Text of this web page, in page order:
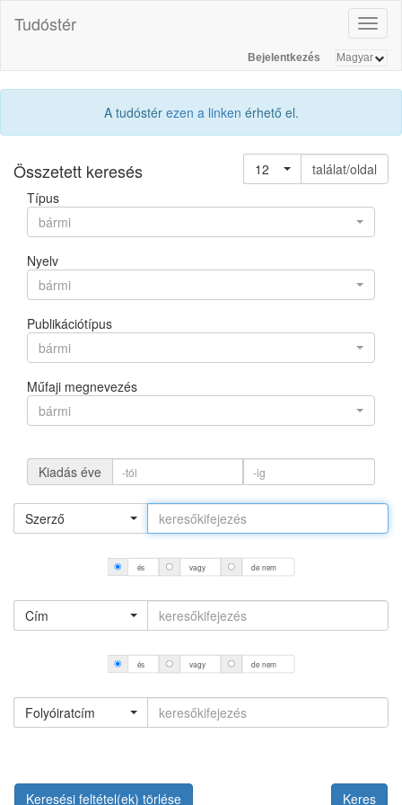
Tudóstér
Bejelentkezés
A tudóstér ezen a linken érhető el.
Összetett keresés 12
találat/oldal
Típus
bármi
Nyelv
bármi
Publikációtípus
bármi
Műfaji megnevezés
bármi
Kiadás éve
Szerző
és vagy de nem
Cím
és vagy de nem
Folyóiratcím
Keresési feltétel(ek) törlése